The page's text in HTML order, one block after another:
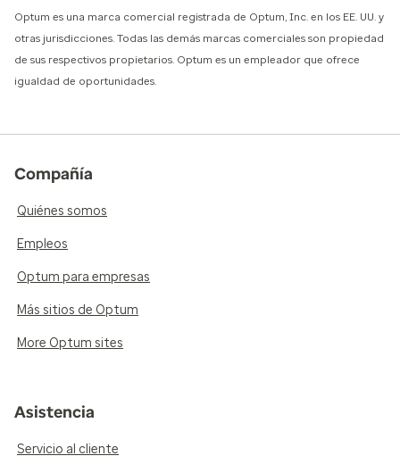
Optum es una marca comercial registrada de Optum, Inc. en los EE. UU. y
otras jurisdicciones. Todas las demás marcas comerciales son propiedad
de sus respectivos propietarios. Optum es un empleador que ofrece
igualdad de oportunidades.
Compañía
Quiénes somos
Empleos
Optum para empresas
Más sitios de Optum
More Optum sites
Asistencia
Servicio al cliente